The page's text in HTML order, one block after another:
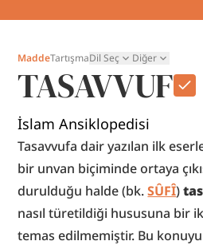
MaddeTartışmaDil Seç Diğer
TASAVVUF
İslam Ansiklopedisi
Tasavvufa dair yazılan ilk
bir unvan biçiminde ortaya
durulduğu halde (bk. SÛFÎ)
nasıl türetildiği hususuna bir
temas edilmemiştir. Bu